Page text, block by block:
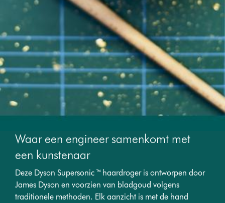
Waar een engineer samenkomt met
een kunstenaar
Deze Dyson Supersonic ™ haardroger is ontworpen door
James Dyson en voorzien van bladgoud volgens
traditionele methoden. Elk aanzicht is met de hand